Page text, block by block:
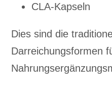
CLA-Kapseln
Dies sind die
Darreichungsformen